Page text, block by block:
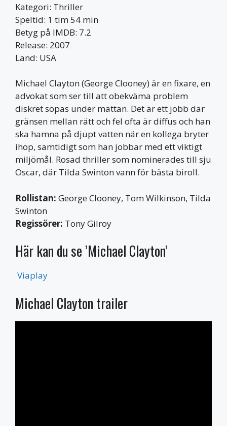
Kategori: Thriller
Speltid: 1 tim 54 min
Betyg på IMDB: 7.2
Release: 2007
Land: USA
Michael Clayton (George Clooney) är en fixare, en
advokat som ser till att obekväma problem
diskret sopas under mattan. Det är ett jobb där
gränsen mellan rätt och fel ofta är diffus och han
ska hamna på djupt vatten när en kollega bryter
ihop, samtidigt som han jobbar med ett viktigt
miljömål. Rosad thriller som nominerades till sju
Oscar, där Tilda Swinton vann för bästa biroll.
Rollistan: George Clooney, Tom Wilkinson, Tilda
Swinton
Regissörer: Tony Gilroy
Här kan du se ’Michael Clayton’
Viaplay
Michael Clayton trailer